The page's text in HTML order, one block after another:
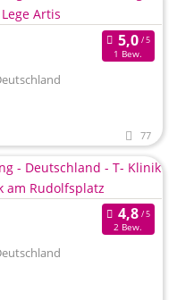
1 Bew.
77
2 Bew.